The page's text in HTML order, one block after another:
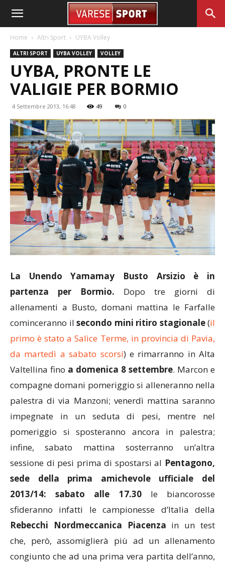
Home Altri Sport UYBA Volley
ALTRI SPORT UYBA VOLLEY VOLLEY
UYBA, PRONTE LE
VALIGIE PER BORMIO
4 Settembre 2013, 16:48 49 0
La Unendo Yamamay Busto Arsizio è in
partenza per Bormio. Dopo tre giorni di
allenamenti a Busto, domani mattina le Farfalle
cominceranno il secondo mini ritiro stagionale(il
primo è stato a Salice Terme, in provincia di Pavia,
da martedì a sabato scorsi) e rimarranno in Alta
Valtellina fino a domenica 8 settembre. Marcon e
compagne domani pomeriggio si alleneranno nella
palestra di via Manzoni; venerdì mattina saranno
impegnate in un seduta di pesi, mentre nel
pomeriggio si sposteranno ancora in palestra;
infine, sabato mattina sosterranno un’altra
sessione di pesi prima di spostarsi al Pentagono,
sede della prima amichevole ufficiale del
2013/14: sabato alle 17.30le biancorosse
sfideranno infatti le campionesse d’Italia della
Rebecchi Nordmeccanica Piacenza in un test
che, però, assomiglierà più ad un allenamento
congiunto che ad una prima vera partita dell’anno,